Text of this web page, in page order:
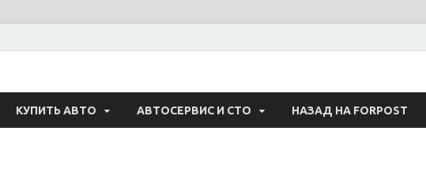
— Авто
КУПИТЬ АВТО АВТОСЕРВИС И СТО НАЗАД НА FORPOST